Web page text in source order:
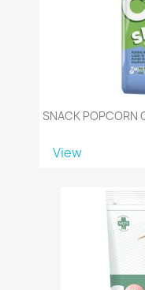
SNACK POPCORN
View